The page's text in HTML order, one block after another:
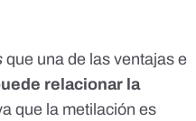
que una de las ventajas e
relacionar la
que la metilación es